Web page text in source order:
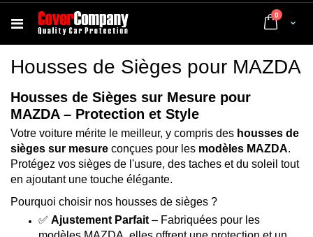
Cart
0 articles
Housses de Sièges pour MAZDA
Housses de Sièges sur Mesure pour
MAZDA – Protection et Style
Votre voiture mérite le meilleur, y compris des housses de
sièges sur mesure conçues pour les modèles MAZDA.
Protégez vos sièges de l'usure, des taches et du soleil tout
en ajoutant une touche élégante.
Pourquoi choisir nos housses de sièges ?
✅ Ajustement Parfait – Fabriquées pour les